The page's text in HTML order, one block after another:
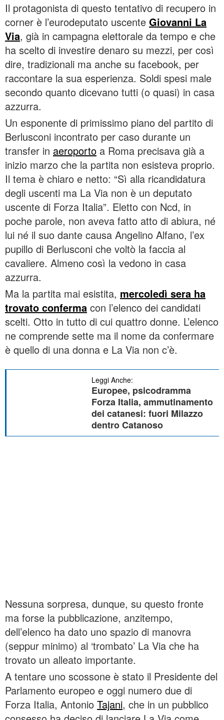
Il protagonista di questo tentativo di recupero in
corner è l’eurodeputato uscente Giovanni La
Via, già in campagna elettorale da tempo e che
ha scelto di investire denaro su mezzi, per così
dire, tradizionali ma anche su facebook, per
raccontare la sua esperienza. Soldi spesi male
secondo quanto dicevano tutti (o quasi) in casa
azzurra.
Un esponente di primissimo piano del partito di
Berlusconi incontrato per caso durante un
transfer in aeroporto a Roma precisava già a
inizio marzo che la partita non esisteva proprio.
Il tema è chiaro e netto: “Sì alla ricandidatura
degli uscenti ma La Via non è un deputato
uscente di Forza Italia”. Eletto con Ncd, in
poche parole, non aveva fatto atto di abiura, né
lui né il suo dante causa Angelino Alfano, l’ex
pupillo di Berlusconi che voltò la faccia al
cavaliere. Almeno così la vedono in casa
azzurra.
Ma la partita mai esistita, mercoledì sera ha
trovato conferma con l’elenco dei candidati
scelti. Otto in tutto di cui quattro donne. L’elenco
ne comprende sette ma il nome da confermare
è quello di una donna e La Via non c’è.
Leggi Anche:
Europee, psicodramma
Forza Italia, ammutinamento
dei catanesi: fuori Milazzo
dentro Catanoso
Nessuna sorpresa, dunque, su questo fronte
ma forse la pubblicazione, anzitempo,
dell’elenco ha dato uno spazio di manovra
(seppur minimo) al ‘trombato’ La Via che ha
trovato un alleato importante.
A tentare uno scossone è stato il Presidente del
Parlamento europeo e oggi numero due di
Forza Italia, Antonio Tajani, che in un pubblico